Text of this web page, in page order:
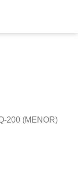
200 (MENOR)